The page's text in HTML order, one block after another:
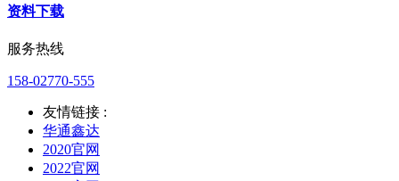
资料下载
服务热线
158-02770-555
友情链接 :
华通鑫达
2020官网
2022官网